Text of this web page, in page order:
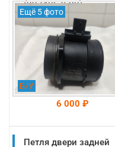
(99240L3500)
Ещё 5 фото
Б/У
6 000 ₽
На складе: Раменское
Петля двери задней